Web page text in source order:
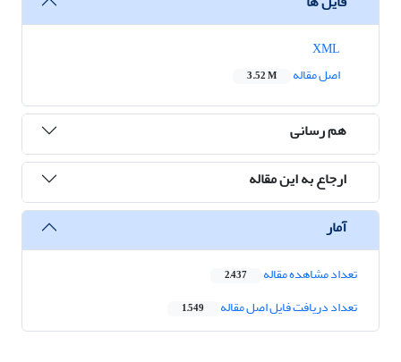
اصل مقاله
3.52 M
هم رسانی
ارجاع به این مقاله
آمار
تعداد مشاهده مقاله 2,437
تعداد دریافت فایل اصل مقاله 1,549